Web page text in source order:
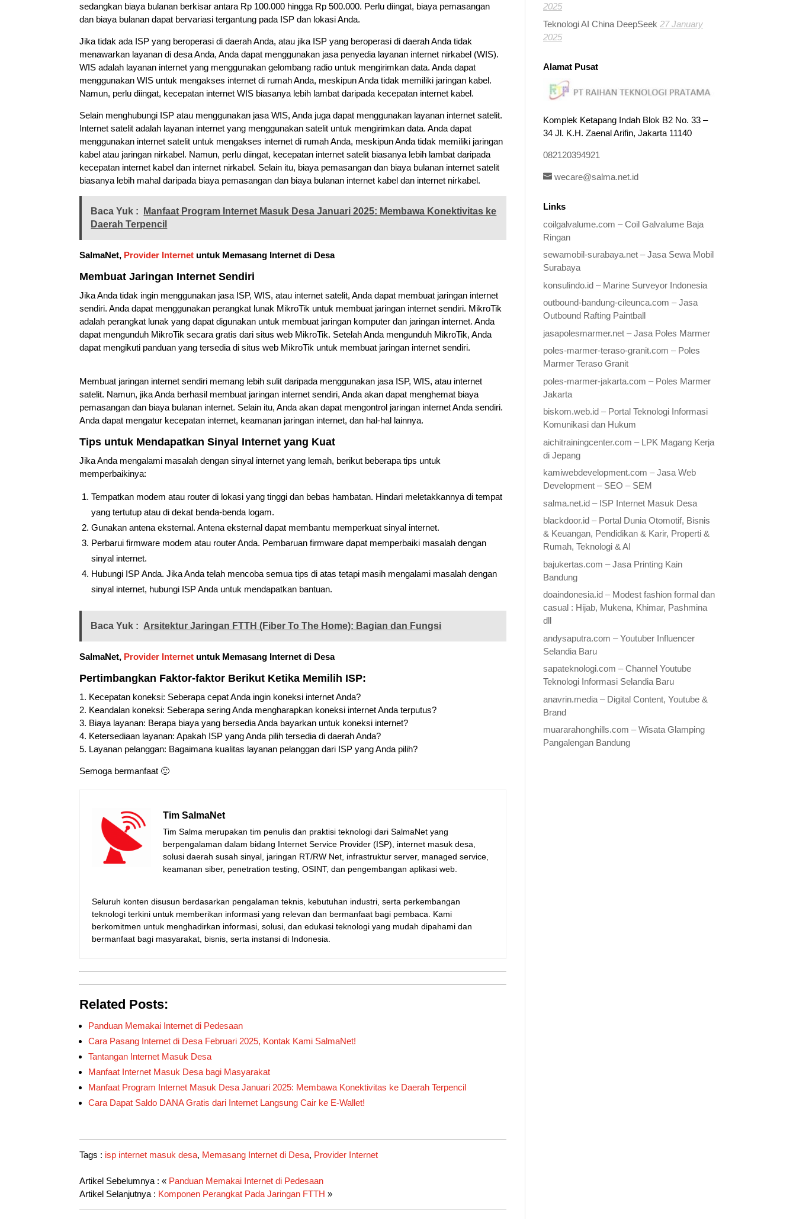
sedangkan biaya bulanan berkisar antara Rp 100.000 hingga Rp 500.000. Perlu diingat, biaya pemasangan
dan biaya bulanan dapat bervariasi tergantung pada ISP dan lokasi Anda.
Jika tidak ada ISP yang beroperasi di daerah Anda, atau jika ISP yang beroperasi di daerah Anda tidak
menawarkan layanan di desa Anda, Anda dapat menggunakan jasa penyedia layanan internet nirkabel (WIS).
WIS adalah layanan internet yang menggunakan gelombang radio untuk mengirimkan data. Anda dapat
menggunakan WIS untuk mengakses internet di rumah Anda, meskipun Anda tidak memiliki jaringan kabel.
Namun, perlu diingat, kecepatan internet WIS biasanya lebih lambat daripada kecepatan internet kabel.
Selain menghubungi ISP atau menggunakan jasa WIS, Anda juga dapat menggunakan layanan internet satelit.
Internet satelit adalah layanan internet yang menggunakan satelit untuk mengirimkan data. Anda dapat
menggunakan internet satelit untuk mengakses internet di rumah Anda, meskipun Anda tidak memiliki jaringan
kabel atau jaringan nirkabel. Namun, perlu diingat, kecepatan internet satelit biasanya lebih lambat daripada
kecepatan internet kabel dan internet nirkabel. Selain itu, biaya pemasangan dan biaya bulanan internet satelit
biasanya lebih mahal daripada biaya pemasangan dan biaya bulanan internet kabel dan internet nirkabel.
Baca Yuk :
Manfaat Program Internet Masuk Desa Januari 2025: Membawa Konektivitas ke
Daerah Terpencil
SalmaNet, Provider Internet untuk Memasang Internet di Desa
Membuat Jaringan Internet Sendiri
Jika Anda tidak ingin menggunakan jasa ISP, WIS, atau internet satelit, Anda dapat membuat jaringan internet
sendiri. Anda dapat menggunakan perangkat lunak MikroTik untuk membuat jaringan internet sendiri. MikroTik
adalah perangkat lunak yang dapat digunakan untuk membuat jaringan komputer dan jaringan internet. Anda
dapat mengunduh MikroTik secara gratis dari situs web MikroTik. Setelah Anda mengunduh MikroTik, Anda
dapat mengikuti panduan yang tersedia di situs web MikroTik untuk membuat jaringan internet sendiri.
Membuat jaringan internet sendiri memang lebih sulit daripada menggunakan jasa ISP, WIS, atau internet
satelit. Namun, jika Anda berhasil membuat jaringan internet sendiri, Anda akan dapat menghemat biaya
pemasangan dan biaya bulanan internet. Selain itu, Anda akan dapat mengontrol jaringan internet Anda sendiri.
Anda dapat mengatur kecepatan internet, keamanan jaringan internet, dan hal-hal lainnya.
Tips untuk Mendapatkan Sinyal Internet yang Kuat
Jika Anda mengalami masalah dengan sinyal internet yang lemah, berikut beberapa tips untuk
memperbaikinya:
Tempatkan modem atau router di lokasi yang tinggi dan bebas hambatan. Hindari meletakkannya di tempat
yang tertutup atau di dekat benda-benda logam.
Gunakan antena eksternal. Antena eksternal dapat membantu memperkuat sinyal internet.
Perbarui firmware modem atau router Anda. Pembaruan firmware dapat memperbaiki masalah dengan
sinyal internet.
Hubungi ISP Anda. Jika Anda telah mencoba semua tips di atas tetapi masih mengalami masalah dengan
sinyal internet, hubungi ISP Anda untuk mendapatkan bantuan.
Baca Yuk : Arsitektur Jaringan FTTH (Fiber To The Home): Bagian dan Fungsi
SalmaNet, Provider Internet untuk Memasang Internet di Desa
Pertimbangkan Faktor-faktor Berikut Ketika Memilih ISP:
1. Kecepatan koneksi: Seberapa cepat Anda ingin koneksi internet Anda?
2. Keandalan koneksi: Seberapa sering Anda mengharapkan koneksi internet Anda terputus?
3. Biaya layanan: Berapa biaya yang bersedia Anda bayarkan untuk koneksi internet?
4. Ketersediaan layanan: Apakah ISP yang Anda pilih tersedia di daerah Anda?
5. Layanan pelanggan: Bagaimana kualitas layanan pelanggan dari ISP yang Anda pilih?
Semoga bermanfaat 🙂
Tim SalmaNet
Tim Salma merupakan tim penulis dan praktisi teknologi dari SalmaNet yang
berpengalaman dalam bidang Internet Service Provider (ISP), internet masuk desa,
solusi daerah susah sinyal, jaringan RT/RW Net, infrastruktur server, managed service,
keamanan siber, penetration testing, OSINT, dan pengembangan aplikasi web.
Seluruh konten disusun berdasarkan pengalaman teknis, kebutuhan industri, serta perkembangan
teknologi terkini untuk memberikan informasi yang relevan dan bermanfaat bagi pembaca. Kami
berkomitmen untuk menghadirkan informasi, solusi, dan edukasi teknologi yang mudah dipahami dan
bermanfaat bagi masyarakat, bisnis, serta instansi di Indonesia.
Related Posts:
Panduan Memakai Internet di Pedesaan
Cara Pasang Internet di Desa Februari 2025, Kontak Kami SalmaNet!
Tantangan Internet Masuk Desa
Manfaat Internet Masuk Desa bagi Masyarakat
Manfaat Program Internet Masuk Desa Januari 2025: Membawa Konektivitas ke Daerah Terpencil
Cara Dapat Saldo DANA Gratis dari Internet Langsung Cair ke E-Wallet!
Tags : isp internet masuk desa, Memasang Internet di Desa, Provider Internet
Artikel Sebelumnya : « Panduan Memakai Internet di Pedesaan
Artikel Selanjutnya : Komponen Perangkat Pada Jaringan FTTH »
2025
Teknologi AI China DeepSeek 27 January
2025
Alamat Pusat
Komplek Ketapang Indah Blok B2 No. 33 –
34 Jl. K.H. Zaenal Arifin, Jakarta 11140
082120394921
wecare@salma.net.id
Links
coilgalvalume.com – Coil Galvalume Baja
Ringan
sewamobil-surabaya.net – Jasa Sewa Mobil
Surabaya
konsulindo.id – Marine Surveyor Indonesia
outbound-bandung-cileunca.com – Jasa
Outbound Rafting Paintball
jasapolesmarmer.net – Jasa Poles Marmer
poles-marmer-teraso-granit.com – Poles
Marmer Teraso Granit
poles-marmer-jakarta.com – Poles Marmer
Jakarta
biskom.web.id – Portal Teknologi Informasi
Komunikasi dan Hukum
aichitrainingcenter.com – LPK Magang Kerja
di Jepang
kamiwebdevelopment.com – Jasa Web
Development – SEO – SEM
salma.net.id – ISP Internet Masuk Desa
blackdoor.id – Portal Dunia Otomotif, Bisnis
& Keuangan, Pendidikan & Karir, Properti &
Rumah, Teknologi & AI
bajukertas.com – Jasa Printing Kain
Bandung
doaindonesia.id – Modest fashion formal dan
casual : Hijab, Mukena, Khimar, Pashmina
dll
andysaputra.com – Youtuber Influencer
Selandia Baru
sapateknologi.com – Channel Youtube
Teknologi Informasi Selandia Baru
anavrin.media – Digital Content, Youtube &
Brand
muararahonghills.com – Wisata Glamping
Pangalengan Bandung